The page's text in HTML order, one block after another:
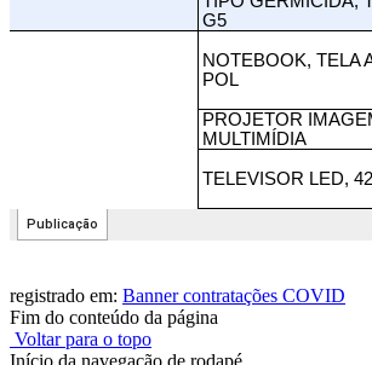
registrado em: Banner contratações COVID
Fim do conteúdo da página
Voltar para o topo
Início da navegação de rodapé